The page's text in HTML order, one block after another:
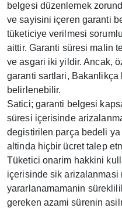
belgesi düzenlemek
ve sayisini içeren garanti
tüketiciye verilmesi
aittir. Garanti süresi malin
ve asgari iki yildir. Ancak,
garanti sartlari,
belirlenebilir.
Satici; garanti belgesi
süresi içerisinde
degistirilen parça bedeli
altinda hiçbir ücret talep
Tüketici onarim hakkini
içerisinde sik arizalanmasi
yararlanamamanin
gereken azami sürenin